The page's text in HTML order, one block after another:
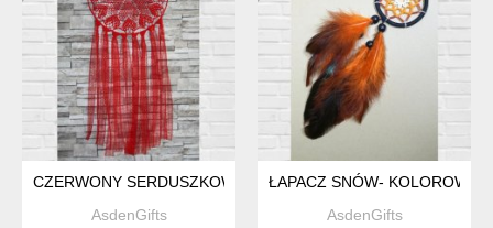
CZERWONY SERDUSZKOWY ŁAPACZ SNÓW
AsdenGifts
ŁAPACZ SNÓW- KOLOROWA
AsdenGifts